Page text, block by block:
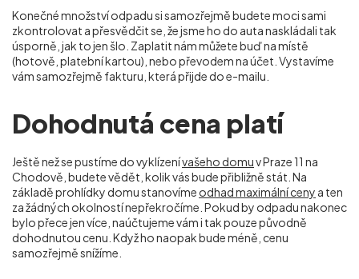
Konečné množství odpadu si samozřejmě budete moci sami
zkontrolovat a přesvědčit se, že jsme ho do auta naskládali tak
úsporně, jak to jen šlo. Zaplatit nám můžete buď na místě
(hotově, platební kartou), nebo převodem na účet. Vystavíme
vám samozřejmě fakturu, která přijde do e-mailu.
Dohodnutá cena platí
Ještě než se pustíme do vyklízenívašeho domuv Praze 11 na
Chodově, budete vědět, kolik vás bude přibližně stát. Na
základě prohlídky domu stanovíme odhad maximální ceny a ten
za žádných okolností nepřekročíme. Pokud by odpadu nakonec
bylo přece jen více, naúčtujeme vám i tak pouze původně
dohodnutou cenu. Když ho naopak bude méně, cenu
samozřejmě snížíme.